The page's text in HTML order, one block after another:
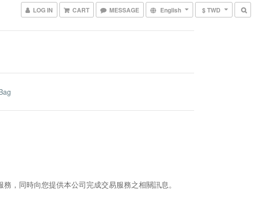
LOG IN CART MESSAGE English $ TWD
，同時向您提供本公司完成交易服務之相關訊息。